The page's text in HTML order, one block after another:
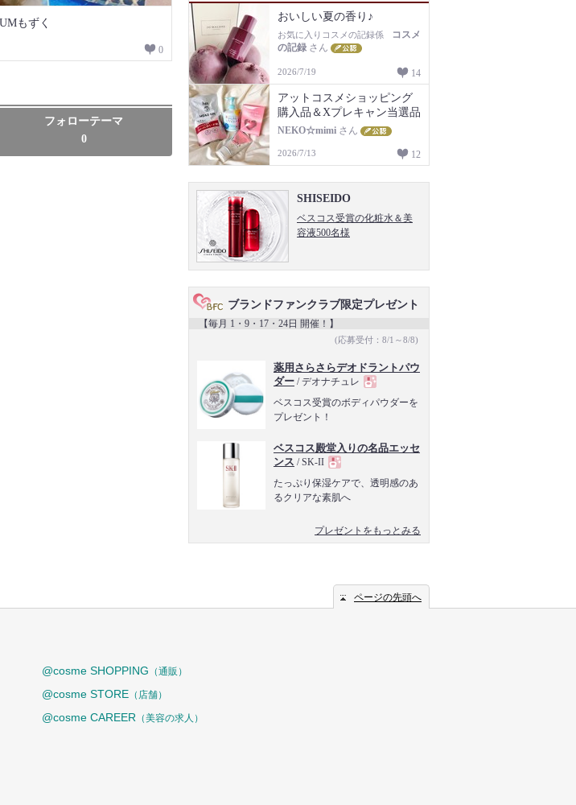
もずく
0
フォローテーマ
0
おいしい夏の香り♪
お気に入りコスメの記録係
コスメ
の記録 さん
2026/7/19 14
アットコスメショッピング
購入品＆Xプレキャン当選品
NEKO☆mimi さん
2026/7/13 12
SHISEIDO
ベスコス受賞の化粧水＆美
容液500名様
ブランドファンクラブ限定プレゼント
【毎月 1・9・17・24日 開催！】
(応募受付：8/1～8/8)
薬用さらさらデオドラントパウ
ダー / デオナチュレ
現
ベスコス受賞のボディパウダーを
プレゼント！
ベスコス殿堂入りの名品エッセ
ンス / SK-II
現
品
たっぷり保湿ケアで、透明感のあ
るクリアな素肌へ
プレゼントをもっとみる
ページの先頭へ
@cosme SHOPPING （通販）
@cosme STORE （店舗）
@cosme CAREER （美容の求人）